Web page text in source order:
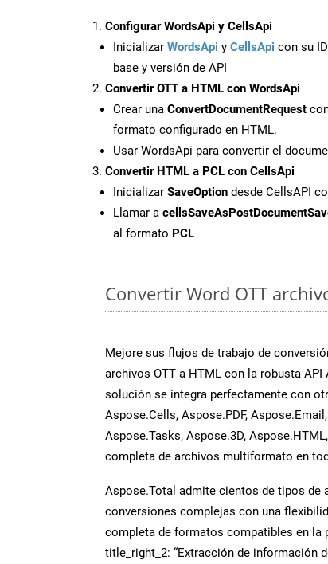
Configurar WordsApi y CellsApi
Inicializar WordsApi y CellsApi con su
base y versión de API
Convertir OTT a HTML con WordsApi
Crear una ConvertDocumentRequest
formato configurado en HTML.
Usar WordsApi para convertir el
Convertir HTML a PCL con CellsApi
Inicializar SaveOption desde CellsAPI
Llamar a
al formato PCL
Convertir Word OTT
Mejore sus flujos de trabajo de
archivos OTT a HTML con la robusta
solución se integra perfectamente con
Aspose.Cells, Aspose.PDF,
Aspose.Tasks, Aspose.3D,
completa de archivos multiformato en
Aspose.Total admite cientos de tipos de
conversiones complejas con una
completa de formatos compatibles en la
title_right_2: “Extracción de información